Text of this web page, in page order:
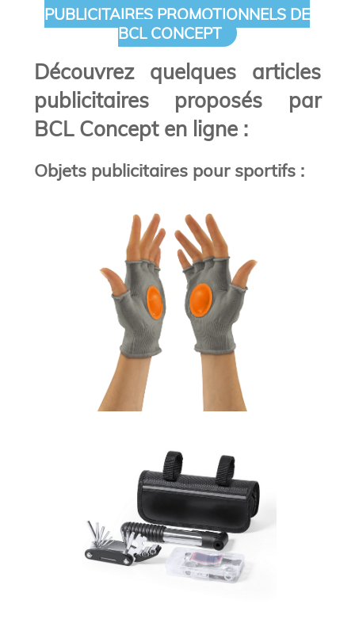
PUBLICITAIRES PROMOTIONNELS DE
BCL CONCEPT
Découvrez quelques articles
publicitaires proposés par
BCL Concept en ligne :
Objets publicitaires pour sportifs :